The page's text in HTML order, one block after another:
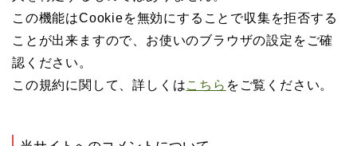
この機能はCookieを無効にすることで収集を拒否する
ことが出来ますので、お使いのブラウザの設定をご確
認ください。
この規約に関して、詳しくはこちら をご覧ください。